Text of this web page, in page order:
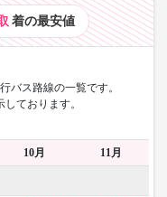
着の最安値
バス路線の一覧です。
ております。
10月 11月